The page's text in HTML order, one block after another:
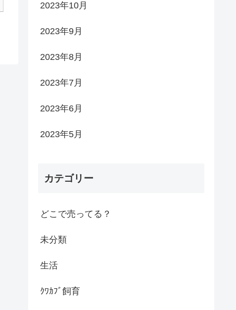
2023年10月
2023年9月
2023年8月
2023年7月
2023年6月
2023年5月
カテゴリー
どこで売ってる？
未分類
生活
ｸﾜｶﾌﾞ飼育